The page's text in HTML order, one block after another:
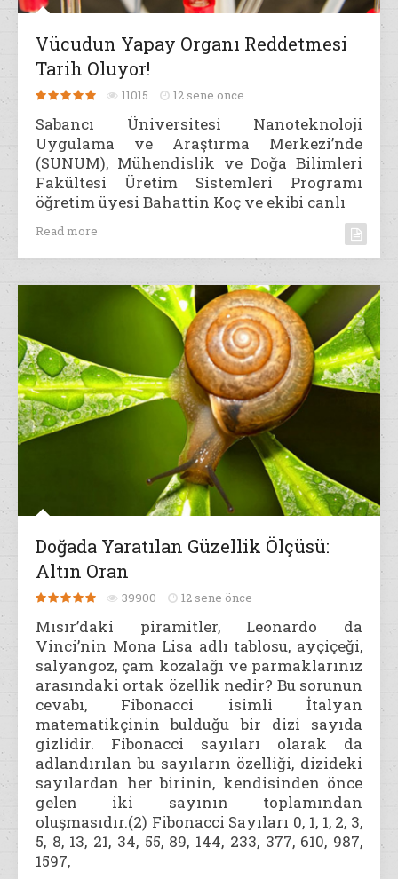
Vücudun Yapay Organı Reddetmesi
Tarih Oluyor!
11015 12 sene önce
Sabancı Üniversitesi Nanoteknoloji
Uygulama ve Araştırma Merkezi’nde
(SUNUM), Mühendislik ve Doğa Bilimleri
Fakültesi Üretim Sistemleri Programı
öğretim üyesi Bahattin Koç ve ekibi canlı
Read more
Doğada Yaratılan Güzellik Ölçüsü:
Altın Oran
39900 12 sene önce
Mısır’daki piramitler, Leonardo da
Vinci’nin Mona Lisa adlı tablosu, ayçiçeği,
salyangoz, çam kozalağı ve parmaklarınız
arasındaki ortak özellik nedir? Bu sorunun
cevabı, Fibonacci isimli İtalyan
matematikçinin bulduğu bir dizi sayıda
gizlidir. Fibonacci sayıları olarak da
adlandırılan bu sayıların özelliği, dizideki
sayılardan her birinin, kendisinden önce
gelen iki sayının toplamından
oluşmasıdır.(2) Fibonacci Sayıları 0, 1, 1, 2, 3,
5, 8, 13, 21, 34, 55, 89, 144, 233, 377, 610, 987,
1597,